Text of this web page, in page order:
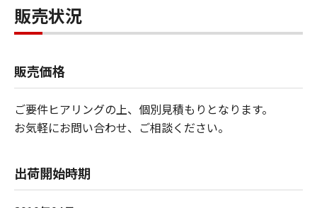
販売状況
販売価格
ご要件ヒアリングの上、個別見積もりとなります。
お気軽にお問い合わせ、ご相談ください。
出荷開始時期